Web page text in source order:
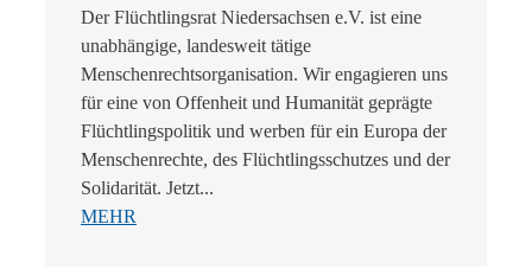
Der Flüchtlingsrat Niedersachsen e.V. ist eine
unabhängige, landesweit tätige
Menschenrechtsorganisation. Wir engagieren uns
für eine von Offenheit und Humanität geprägte
Flüchtlingspolitik und werben für ein Europa der
Menschenrechte, des Flüchtlingsschutzes und der
Solidarität. Jetzt...
MEHR